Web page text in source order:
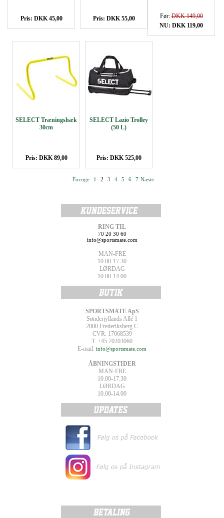
Pris: DKK 45,00 Pris: DKK 55,00 Før:DKK 149,00
NU: DKK 119,00
SELECT Træningshæk
30cm
Pris: DKK 89,00
SELECT Lazio Trolley
(50 L)
Pris: DKK 525,00
Forrige 1 2 3 4 5 6 7 Næste
RING TIL
70 20 30 60
info@sportsmate.com
MAN-FRE
10.00-17.30
LØRDAG
10.00-14.00
SPORTSMATE ApS
Sønderjyllands Allé 1
2000 Frederiksberg C
CVR. 17068539
T. +45 70203060
E-mail: info@sportsmate.com
ÅBNINGSTIDER
MAN-FRE
10.00-17.30
LØRDAG
10.00-14.00